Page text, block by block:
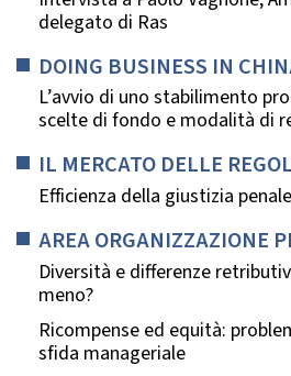
delegato di Ras
DOING BUSINESS IN
L’avvio di uno stabilimento
scelte di fondo e modalità di
IL MERCATO DELLE
Efficienza della giustizia
AREA ORGANIZZAZIONE
Diversità e differenze
meno?
Ricompense ed equità:
sfida manageriale